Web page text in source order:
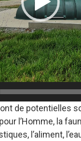
de potentielles
l’Homme, la
l’aliment,